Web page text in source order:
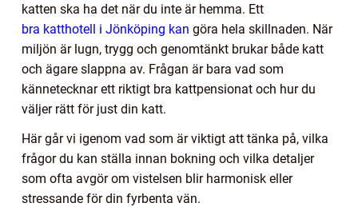
katten ska ha det när du inte är hemma. Ett
bra katthotell i Jönköping kan göra hela skillnaden. När
miljön är lugn, trygg och genomtänkt brukar både katt
och ägare slappna av. Frågan är bara vad som
kännetecknar ett riktigt bra kattpensionat och hur du
väljer rätt för just din katt.
Här går vi igenom vad som är viktigt att tänka på, vilka
frågor du kan ställa innan bokning och vilka detaljer
som ofta avgör om vistelsen blir harmonisk eller
stressande för din fyrbenta vän.